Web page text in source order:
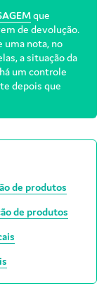
que
de devolução.
uma nota, no
a situação da
um controle
depois que
de produtos
de produtos